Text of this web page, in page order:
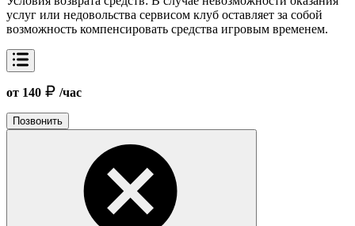
услуг или недовольства сервисом клуб оставляет за собой
возможность компенсировать средства игровым временем.
от 140 /час
Позвонить